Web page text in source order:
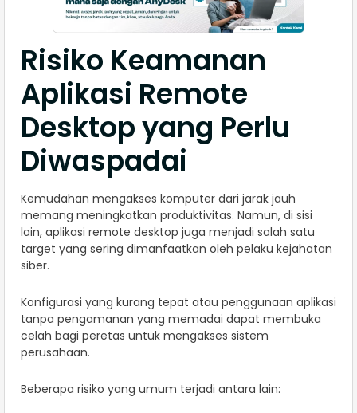
Risiko Keamanan
Aplikasi Remote
Desktop yang Perlu
Diwaspadai
Kemudahan mengakses komputer dari jarak jauh
memang meningkatkan produktivitas. Namun, di sisi
lain, aplikasi remote desktop juga menjadi salah satu
target yang sering dimanfaatkan oleh pelaku kejahatan
siber.
Konfigurasi yang kurang tepat atau penggunaan aplikasi
tanpa pengamanan yang memadai dapat membuka
celah bagi peretas untuk mengakses sistem
perusahaan.
Beberapa risiko yang umum terjadi antara lain: